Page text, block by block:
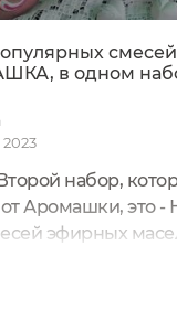
в одном
2023
набор,
Аромашки, это -
эфирных